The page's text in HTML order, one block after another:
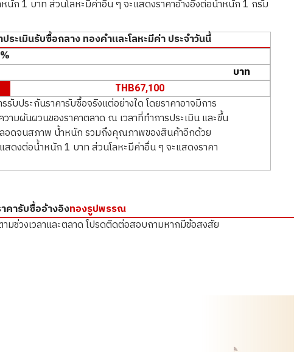
นัก 1 บาท ส่วนโลหะมีค่าอื่น ๆ จะแสดงราคาอ้างอิงต่อน้ำหนัก 1 กรัม
ระเมินรับซื้อกลาง ทองคำและโลหะมีค่า ประจำวันนี้
บาท
THB67,100
รับประกันราคารับซื้อจริงแต่อย่างใด โดยราคาอาจมีการ
ามผันผวนของราคาตลาด ณ เวลาที่ทำการประเมิน และขึ้น
อดจนสภาพ น้ำหนัก รวมถึงคุณภาพของสินค้าอีกด้วย
สดงต่อน้ำหนัก 1 บาท ส่วนโลหะมีค่าอื่น ๆ จะแสดงราคา
คารับซื้ออ้างอิงทองรูปพรรณ
มช่วงเวลาและตลาดโปรดติดต่อสอบถามหากมีข้อสงสัย